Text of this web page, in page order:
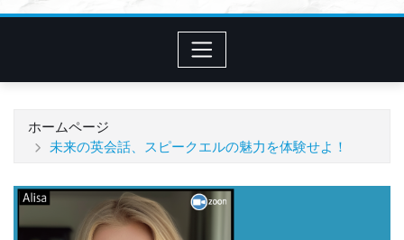
ホームページ
未来の英会話、スピークエルの魅力を体験せよ！